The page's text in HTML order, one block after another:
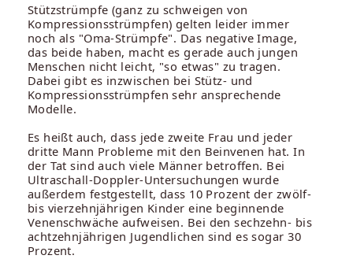
Stützstrümpfe (ganz zu schweigen von
Kompressionsstrümpfen) gelten leider immer
noch als "Oma-Strümpfe". Das negative Image,
das beide haben, macht es gerade auch jungen
Menschen nicht leicht, "so etwas" zu tragen.
Dabei gibt es inzwischen bei Stütz- und
Kompressionsstrümpfen sehr ansprechende
Modelle.
Es heißt auch, dass jede zweite Frau und jeder
dritte Mann Probleme mit den Beinvenen hat. In
der Tat sind auch viele Männer betroffen. Bei
Ultraschall-Doppler-Untersuchungen wurde
außerdem festgestellt, dass 10 Prozent der zwölf-
bis vierzehnjährigen Kinder eine beginnende
Venenschwäche aufweisen. Bei den sechzehn- bis
achtzehnjährigen Jugendlichen sind es sogar 30
Prozent.